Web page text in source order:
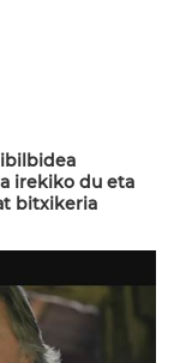
irekiko du eta
bitxikeria